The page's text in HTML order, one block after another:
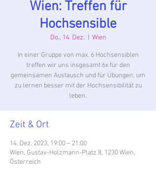
Wien: Treffen für
Hochsensible
Do., 14. Dez. Wien
In einer Gruppe von max. 6 Hochsensiblen
treffen wir uns insgesamt 6x für den
gemeinsamen Austausch und für Übungen, um
zu lernen besser mit der Hochsensibilität zu
leben.
Zeit & Ort
14. Dez. 2023, 19:00 – 21:00
Wien, Gustav-Holzmann-Platz 8, 1230 Wien,
Österreich